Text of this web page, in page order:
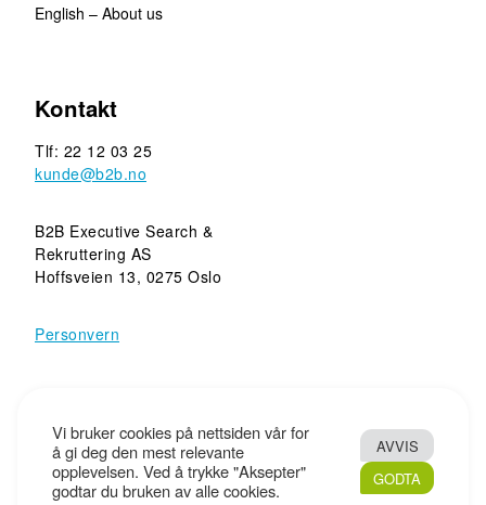
English – About us
Kontakt
Tlf: 22 12 03 25
kunde@b2b.no
B2B Executive Search &
Rekruttering AS
Hoffsveien 13, 0275 Oslo
Personvern
Copyright © 2010 - 2026 B2B Executive Search &
Rekruttering AS - Tryggere rekruttering. Tyngde i rådgivning.
All Rights Reserved. Design og kode:Screenpartner
Vi bruker cookies på nettsiden vår for
å gi deg den mest relevante
opplevelsen. Ved å trykke "Aksepter"
godtar du bruken av alle cookies.
AVVIS
GODTA